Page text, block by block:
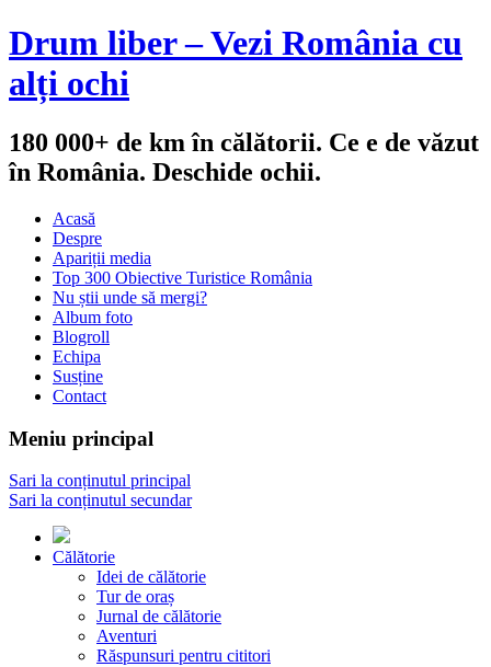
Drum liber – Vezi România cu
alți ochi
180 000+ de km în călătorii. Ce e de văzut
în România. Deschide ochii.
Acasă
Despre
Apariții media
Top 300 Obiective Turistice România
Nu știi unde să mergi?
Album foto
Blogroll
Echipa
Susține
Contact
Meniu principal
Sari la conținutul principal
Sari la conținutul secundar
Călătorie
Idei de călătorie
Tur de oraș
Jurnal de călătorie
Aventuri
Răspunsuri pentru cititori